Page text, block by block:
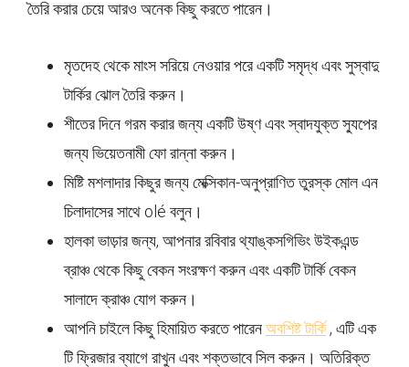
তৈরি করার চেয়ে আরও অনেক কিছু করতে পারেন।
মৃতদেহ থেকে মাংস সরিয়ে নেওয়ার পরে একটি সমৃদ্ধ এবং সুস্বাদু
টার্কির ঝোল তৈরি করুন।
শীতের দিনে গরম করার জন্য একটি উষ্ণ এবং স্বাদযুক্ত স্যুপের
জন্য ভিয়েতনামী ফো রান্না করুন।
মিষ্টি মশলাদার কিছুর জন্য মেক্সিকান-অনুপ্রাণিত তুরস্ক মোল এন
চিলাদাসের সাথে olé বলুন।
হালকা ভাড়ার জন্য, আপনার রবিবার থ্যাঙ্কসগিভিং উইকএন্ড
ব্রাঞ্চ থেকে কিছু বেকন সংরক্ষণ করুন এবং একটি টার্কি বেকন
সালাদে ক্রাঞ্চ যোগ করুন।
আপনি চাইলে কিছু হিমায়িত করতে পারেনঅবশিষ্ট টার্কি, এটি এক
টি ফ্রিজার ব্যাগে রাখুন এবং শক্তভাবে সিল করুন। অতিরিক্ত